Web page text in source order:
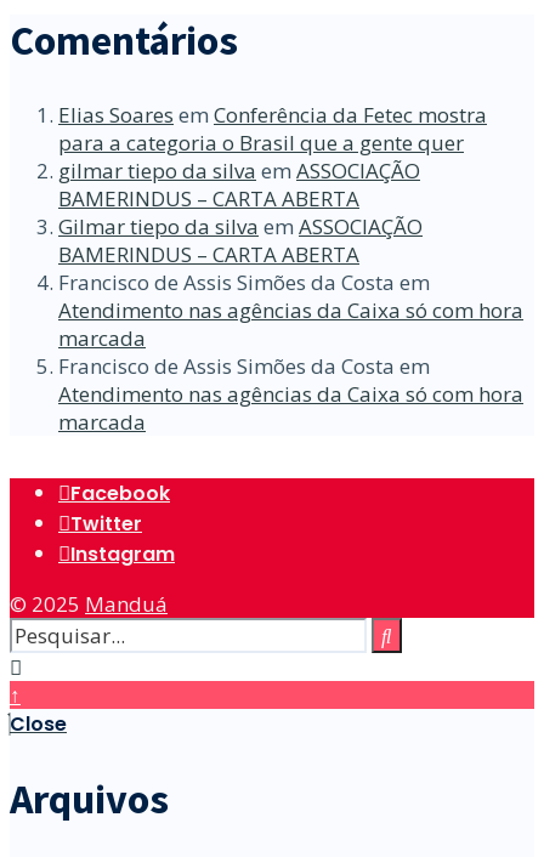
Comentários
Elias Soares em Conferência da Fetec mostra
para a categoria o Brasil que a gente quer
gilmar tiepo da silva em ASSOCIAÇÃO
BAMERINDUS – CARTA ABERTA
Gilmar tiepo da silva em ASSOCIAÇÃO
BAMERINDUS – CARTA ABERTA
Francisco de Assis Simões da Costa em
Atendimento nas agências da Caixa só com hora
marcada
Francisco de Assis Simões da Costa em
Atendimento nas agências da Caixa só com hora
marcada
Facebook
Twitter
Instagram
© 2025 Manduá
↑
Close
Arquivos